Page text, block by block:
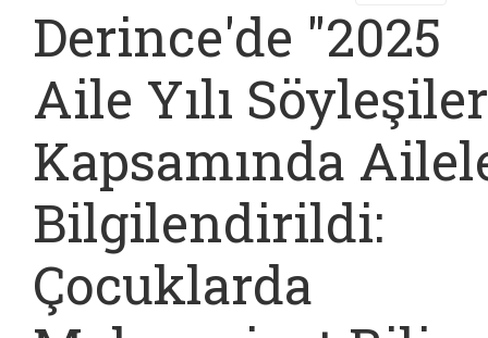
Derince'de "2025
Aile Yılı
Kapsamında
Bilgilendirildi:
Çocuklarda